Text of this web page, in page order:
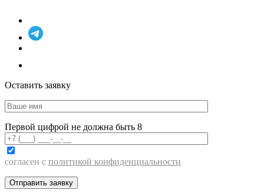
Оставить заявку
Первой цифрой не должна быть 8
согласен с политикой конфиденциальности